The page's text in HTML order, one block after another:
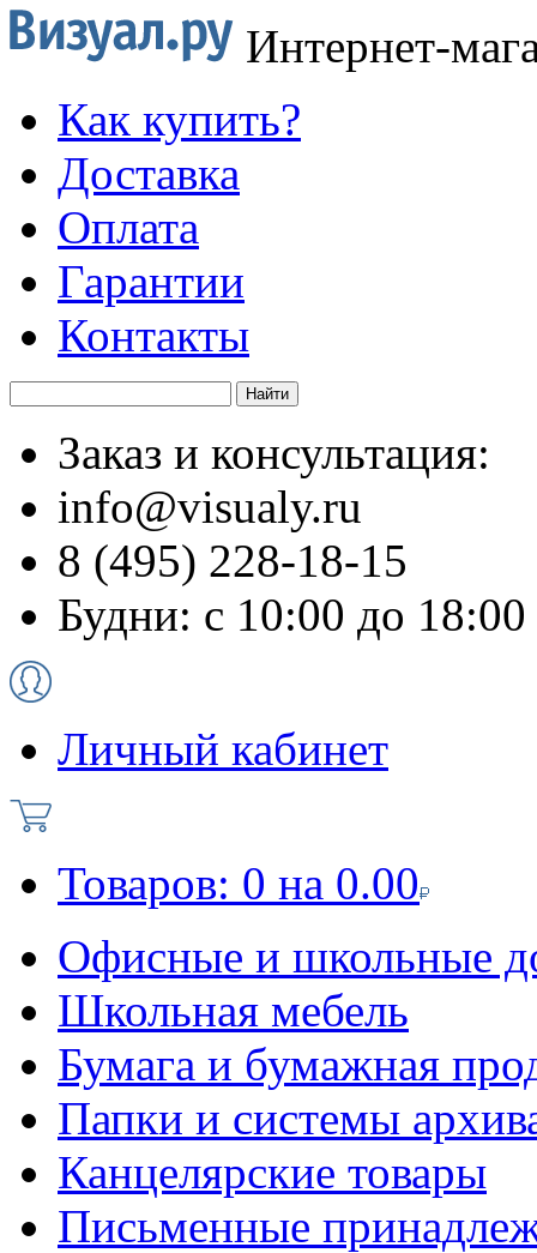
Интернет-
Как купить?
Доставка
Оплата
Гарантии
Контакты
Заказ и консультация:
info@visualy.ru
8 (495) 228-18-15
Будни: с 10:00 до 18:00
Личный кабинет
Товаров: 0 на 0.00
Офисные и школьные
Школьная мебель
Бумага и бумажная
Папки и системы
Канцелярские товары
Письменные